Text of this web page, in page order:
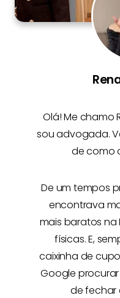
Olá! Me chamo
sou advogada.
de como
De um tempos
encontrava
mais baratos na
físicas. E,
caixinha de
Google
de fechar